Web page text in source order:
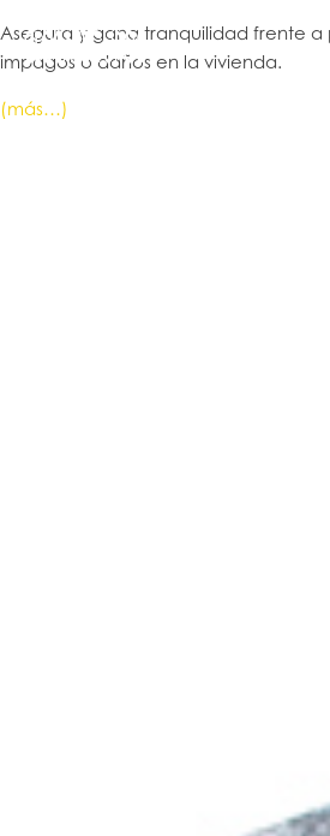
Asegura y gana tranquilidad frente a
impagos o daños en la vivienda.
(más…)